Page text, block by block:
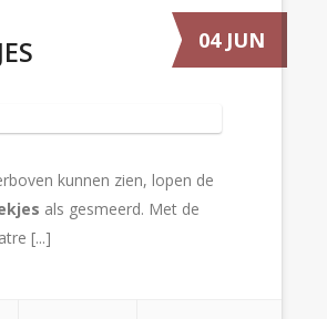
04 JUN
kunnen zien, lopen de
als gesmeerd. Met de
[...]